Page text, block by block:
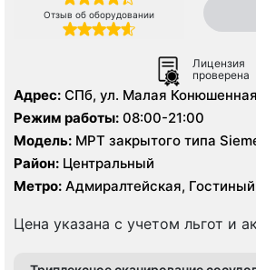
Отзыв об оборудовании
Лицензия
проверена
Адрес: СПб, ул. Малая
Режим работы: 08:00-21:00
Модель: МРТ закрытого типа
Philips Ingenuity Elite 128 срезов,
Район: Центральный
Метро: Адмиралтейская,
Цена указана с учетом льгот и